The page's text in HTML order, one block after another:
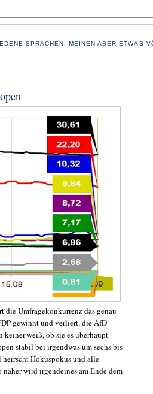
SPRACHEN. MEINEN ABER ETWAS
die Umfragekonkurrenz das genau
gewinnt und verliert, die AfD
weiß, ob sie es überhaupt
stabil bei irgendwas um sechs bis
herrscht Hokuspokus und alle
wird irgendeines am Ende dem